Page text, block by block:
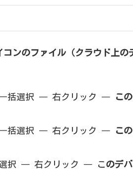
コンのファイル（クラウド上
⼀括選択 ― 右クリック ― こ
⼀括選択 ― 右クリック ― こ
選択 ― 右クリック ― こ のデ